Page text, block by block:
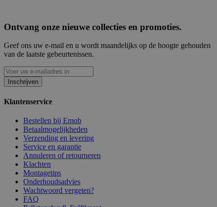
Ontvang onze nieuwe collecties en promoties.
Geef ons uw e-mail en u wordt maandelijks op de hoogte gehouden
van de laatste gebeurtenissen.
Inschrijven
Klantenservice
Bestellen bij Emob
Betaalmogelijkheden
Verzending en levering
Service en garantie
Annuleren of retourneren
Klachten
Montagetips
Onderhoudsadvies
Wachtwoord vergeten?
FAQ